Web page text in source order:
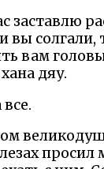
заставлю
вы солгали,
вам
дяу.
просил